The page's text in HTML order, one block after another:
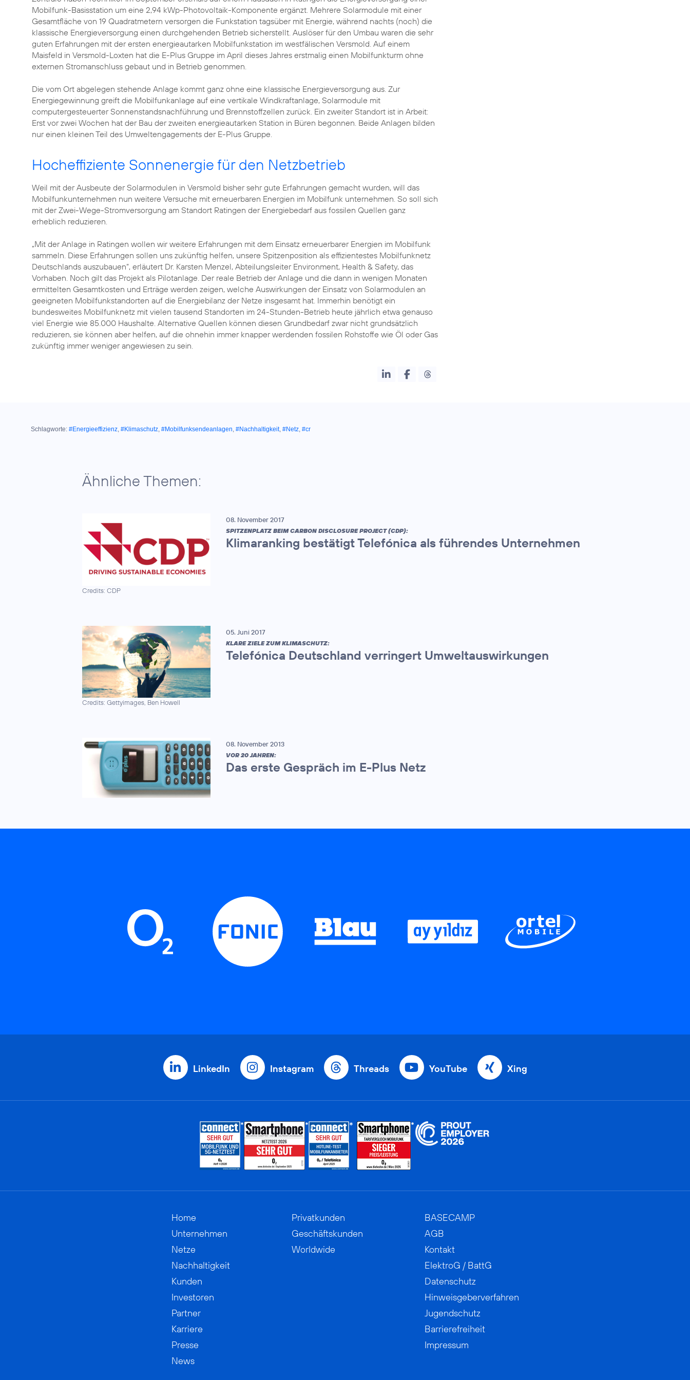
Mobilfunk-Basisstation um eine 2,94 kWp-Photovoltaik-Komponente ergänzt. Mehrere Solarmodule mit einer
Gesamtfläche von 19 Quadratmetern versorgen die Funkstation tagsüber mit Energie, während nachts (noch) die
klassische Energieversorgung einen durchgehenden Betrieb sicherstellt. Auslöser für den Umbau waren die sehr
guten Erfahrungen mit der ersten energieautarken Mobilfunkstation im westfälischen Versmold. Auf einem
Maisfeld in Versmold-Loxten hat die E-Plus Gruppe im April dieses Jahres erstmalig einen Mobilfunkturm ohne
externen Stromanschluss gebaut und in Betrieb genommen.
Die vom Ort abgelegen stehende Anlage kommt ganz ohne eine klassische Energieversorgung aus. Zur
Energiegewinnung greift die Mobilfunkanlage auf eine vertikale Windkraftanlage, Solarmodule mit
computergesteuerter Sonnenstandsnachführung und Brennstoffzellen zurück. Ein zweiter Standort ist in Arbeit:
Erst vor zwei Wochen hat der Bau der zweiten energieautarken Station in Büren begonnen. Beide Anlagen bilden
nur einen kleinen Teil des Umweltengagements der E-Plus Gruppe.
Hocheffiziente Sonnenergie für den Netzbetrieb
Weil mit der Ausbeute der Solarmodulen in Versmold bisher sehr gute Erfahrungen gemacht wurden, will das
Mobilfunkunternehmen nun weitere Versuche mit erneuerbaren Energien im Mobilfunk unternehmen. So soll sich
mit der Zwei-Wege-Stromversorgung am Standort Ratingen der Energiebedarf aus fossilen Quellen ganz
erheblich reduzieren.
„Mit der Anlage in Ratingen wollen wir weitere Erfahrungen mit dem Einsatz erneuerbarer Energien im Mobilfunk
sammeln. Diese Erfahrungen sollen uns zukünftig helfen, unsere Spitzenposition als effizientestes Mobilfunknetz
Deutschlands auszubauen“, erläutert Dr. Karsten Menzel, Abteilungsleiter Environment, Health & Safety, das
Vorhaben. Noch gilt das Projekt als Pilotanlage. Der reale Betrieb der Anlage und die dann in wenigen Monaten
ermittelten Gesamtkosten und Erträge werden zeigen, welche Auswirkungen der Einsatz von Solarmodulen an
geeigneten Mobilfunkstandorten auf die Energiebilanz der Netze insgesamt hat. Immerhin benötigt ein
bundesweites Mobilfunknetz mit vielen tausend Standorten im 24-Stunden-Betrieb heute jährlich etwa genauso
viel Energie wie 85.000 Haushalte. Alternative Quellen können diesen Grundbedarf zwar nicht grundsätzlich
reduzieren, sie können aber helfen, auf die ohnehin immer knapper werdenden fossilen Rohstoffe wie Öl oder Gas
zukünftig immer weniger angewiesen zu sein.
Schlagworte: #Energieeffizienz, #Klimaschutz, #Mobilfunksendeanlagen, #Nachhaltigkeit, #Netz, #cr
Ähnliche Themen:
Credits: CDP
08. November 2017
SPITZENPLATZ BEIM CARBON DISCLOSURE PROJECT (CDP):
Klimaranking bestätigt Telefónica als führendes Unternehmen
Credits: Gettyimages, Ben Howell
05. Juni 2017
KLARE ZIELE ZUM KLIMASCHUTZ:
Telefónica Deutschland verringert Umweltauswirkungen
08. November 2013
VOR 20 JAHREN:
Das erste Gespräch im E-Plus Netz
LinkedIn Instagram Threads YouTube Xing
Home
Unternehmen
Netze
Nachhaltigkeit
Kunden
Investoren
Partner
Karriere
Presse
News
Privatkunden
Geschäftskunden
Worldwide
BASECAMP
AGB
Kontakt
ElektroG / BattG
Datenschutz
Hinweisgeberverfahren
Jugendschutz
Barrierefreiheit
Impressum